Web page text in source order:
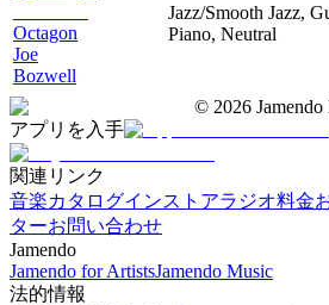
Octagon
Joe
Bozwell
Jazz/Smooth Jazz,
Piano, Neutral
© 2026
アプリを入手
関連リンク
音楽カタログインストアラジオ料金
ターお問い合わせ
Jamendo
Jamendo for ArtistsJamendo Music
法的情報